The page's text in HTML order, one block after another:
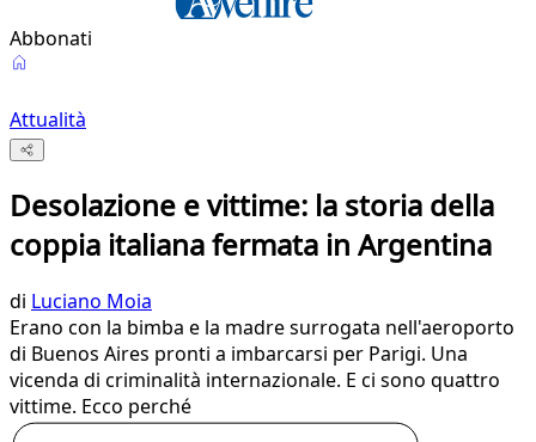
Abbonati
Attualità
Desolazione e vittime: la storia della
coppia italiana fermata in Argentina
di Luciano Moia
Erano con la bimba e la madre surrogata nell'aeroporto
di Buenos Aires pronti a imbarcarsi per Parigi. Una
vicenda di criminalità internazionale. E ci sono quattro
vittime. Ecco perché